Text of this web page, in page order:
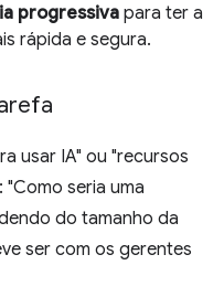
progressiva para ter a
rápida e segura.
usar IA" ou "recursos
seria uma
do tamanho da
ser com os gerentes